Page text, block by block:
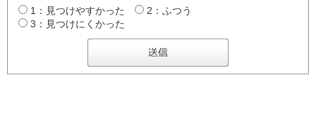
1：見つけやすかった
2：ふつう
3：見つけにくかった